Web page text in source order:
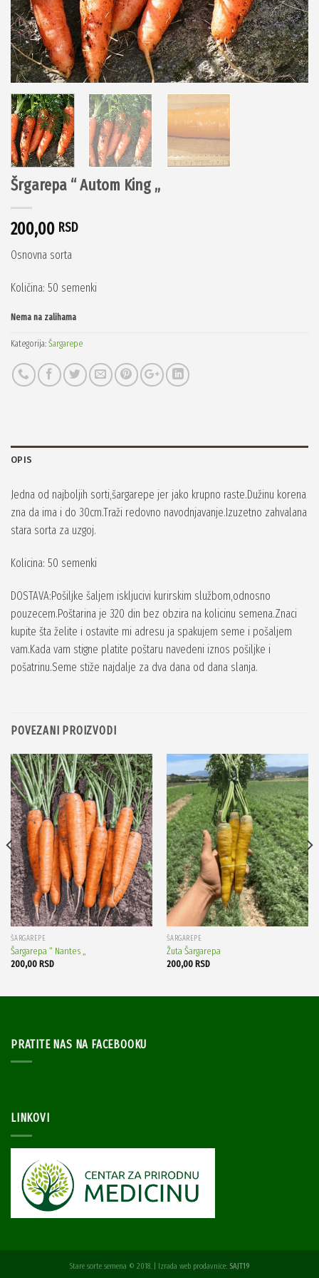
Šrgarepa “ Autom King „
200,00 RSD
Osnovna sorta
Količina: 50 semenki
Nema na zalihama
Kategorija: Šargarepe
OPIS
Jedna od najboljih sorti,šargarepe jer jako krupno raste.Dužinu korena
zna da ima i do 30cm.Traži redovno navodnjavanje.Izuzetno zahvalana
stara sorta za uzgoj.
Kolicina: 50 semenki
DOSTAVA:Pošiljke šaljem iskljucivi kurirskim službom,odnosno
pouzecem.Poštarina je 320 din bez obzira na kolicinu semena.Znaci
kupite šta želite i ostavite mi adresu ja spakujem seme i pošaljem
vam.Kada vam stigne platite poštaru navedeni iznos pošiljke i
pošatrinu.Seme stiže najdalje za dva dana od dana slanja.
POVEZANI PROIZVODI
ŠARGAREPE
Šargarepa “ Nantes „
200,00RSD
ŠARGAREPE
Žuta Šargarepa
200,00RSD
PRATITE NAS NA FACEBOOKU
LINKOVI
Stare sorte semena © 2018. | Izrada web prodavnice: SAJT19